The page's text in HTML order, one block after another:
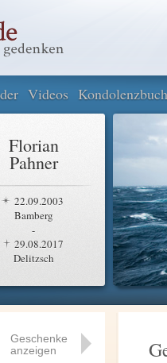
Videos Kondolenzbuch
Florian
Pahner
22.09.2003
Bamberg
-
29.08.2017
Delitzsch
Geschenke
anzeigen